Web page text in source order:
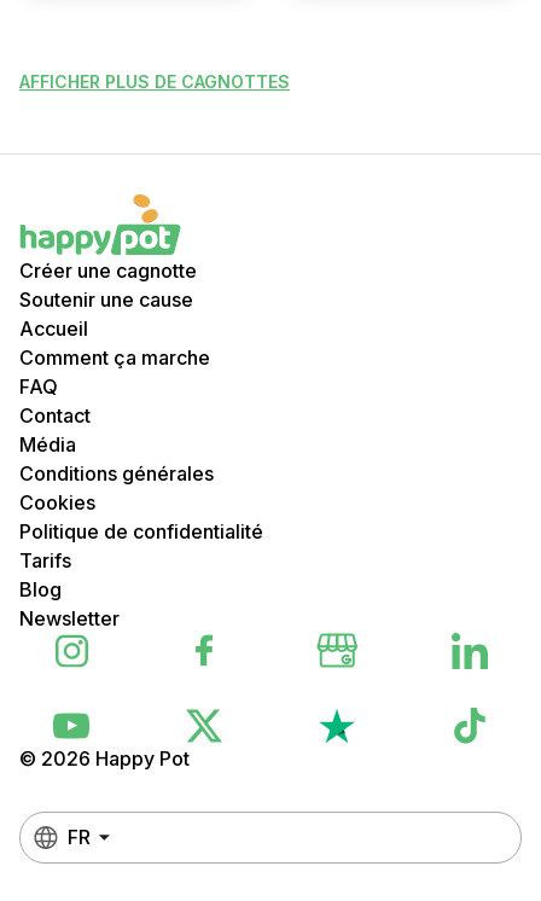
AFFICHER PLUS DE CAGNOTTES
© 2026 Happy Pot
FR
Créer une cagnotte
Soutenir une cause
Accueil
Comment ça marche
FAQ
Contact
Média
Conditions générales
Cookies
Politique de confidentialité
Tarifs
Blog
Newsletter